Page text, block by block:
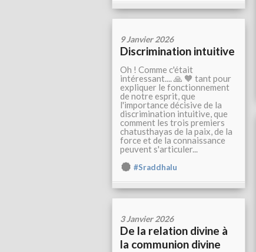
9 Janvier 2026
Discrimination intuitive
Oh ! Comme c'était
intéressant.... 🙏 🧡 tant pour
expliquer le fonctionnement
de notre esprit, que
l'importance décisive de la
discrimination intuitive, que
comment les trois premiers
chatusthayas de la paix, de la
force et de la connaissance
peuvent s'articuler...
#Sraddhalu
3 Janvier 2026
De la relation divine à
la communion divine